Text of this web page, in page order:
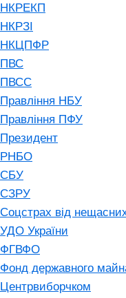
НКРЕКП
НКРЗІ
НКЦПФР
ПВС
ПВСС
Правління НБУ
Правління ПФУ
Президент
РНБО
СБУ
СЗРУ
Соцстрах від
УДО України
ФГВФО
Фонд державного
Центрвиборчком